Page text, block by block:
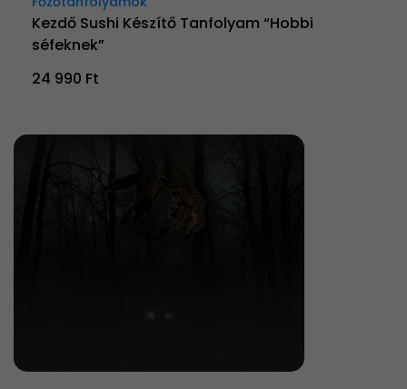
Kezdő Sushi Készítő Tanfolyam “Hobbi
séfeknek”
24 990 Ft